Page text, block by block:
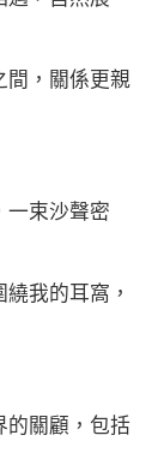
，關係更親
束沙聲密
我的耳窩，
關顧，包括